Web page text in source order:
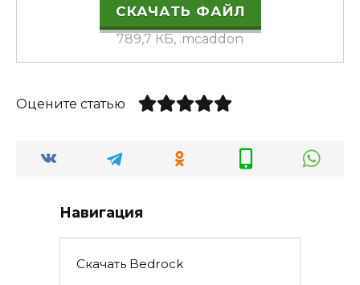
СКАЧАТЬ ФАЙЛ
789,7 КБ, .mcaddon
Оцените статью
Навигация
Скачать Bedrock